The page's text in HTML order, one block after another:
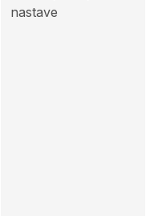
nastave